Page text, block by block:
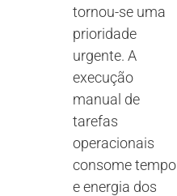
tornou-se uma
prioridade
urgente. A
execução
manual de
tarefas
operacionais
consome tempo
e energia dos